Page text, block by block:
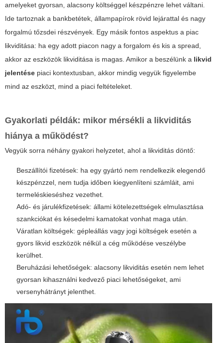
amelyeket gyorsan, alacsony költséggel készpénzre lehet váltani.
Ide tartoznak a bankbetétek, állampapírok rövid lejárattal és nagy
forgalmú tőzsdei részvények. Egy másik fontos aspektus a piac
likviditása: ha egy adott piacon nagy a forgalom és kis a spread,
akkor az eszközök likviditása is magas. Amikor a beszélünk a likvid
jelentése piaci kontextusban, akkor mindig vegyük figyelembe
mind az eszközt, mind a piaci feltételeket.
Gyakorlati példák: mikor mérsékli a likviditás
hiánya a működést?
Vegyük sorra néhány gyakori helyzetet, ahol a likviditás döntő:
Beszállítói fizetések: ha egy gyártó nem rendelkezik elegendő
készpénzzel, nem tudja időben kiegyenlíteni számláit, ami
termeléskieséshez vezethet.
Adó- és járulékfizetések: állami kötelezettségek elmulasztása
szankciókat és késedelmi kamatokat vonhat maga után.
Váratlan költségek: gépleállás vagy jogi költségek esetén a
gyors likvid eszközök nélkül a cég működése veszélybe
kerülhet.
Beruházási lehetőségek: alacsony likviditás esetén nem lehet
gyorsan kihasználni kedvező piaci lehetőségeket, ami
versenyhátrányt jelenthet.